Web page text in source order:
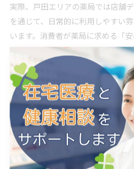
実際、戸田エリアの薬局では店舗
を通じて、日常的に利用しやすい
います。消費者が薬局に求める「安
「健康について幅広くサポートし
期待に応えることが、結果として
上と利用者の満足度向上につながり
感を重視したブランド戦略が薬局
なるでしょう。